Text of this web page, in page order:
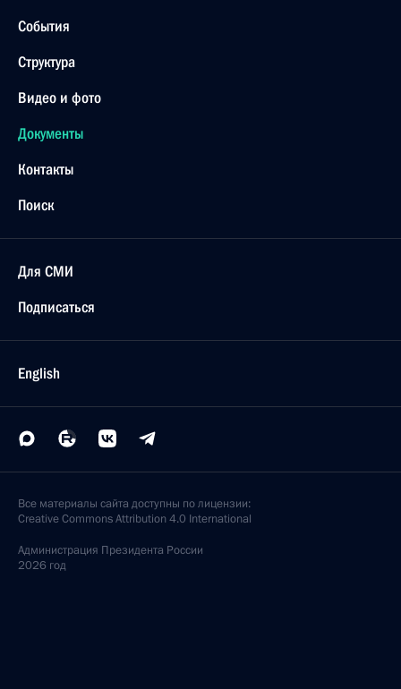
События
Структура
Видео и фото
Документы
Контакты
Поиск
Для СМИ
Подписаться
English
Все материалы сайта доступны по лицензии:
Creative Commons Attribution 4.0 International
Администрация Президента России
2026 год